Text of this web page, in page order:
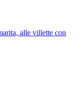
alle villette con